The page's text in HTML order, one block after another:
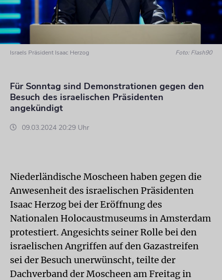
Israels Präsident Isaac Herzog Foto: Flash90
Für Sonntag sind Demonstrationen gegen den
Besuch des israelischen Präsidenten
angekündigt
09.03.2024 20:29 Uhr
Niederländische Moscheen haben gegen die
Anwesenheit des israelischen Präsidenten
Isaac Herzog bei der Eröffnung des
Nationalen Holocaustmuseums in Amsterdam
protestiert. Angesichts seiner Rolle bei den
israelischen Angriffen auf den Gazastreifen
sei der Besuch unerwünscht, teilte der
Dachverband der Moscheen am Freitag in